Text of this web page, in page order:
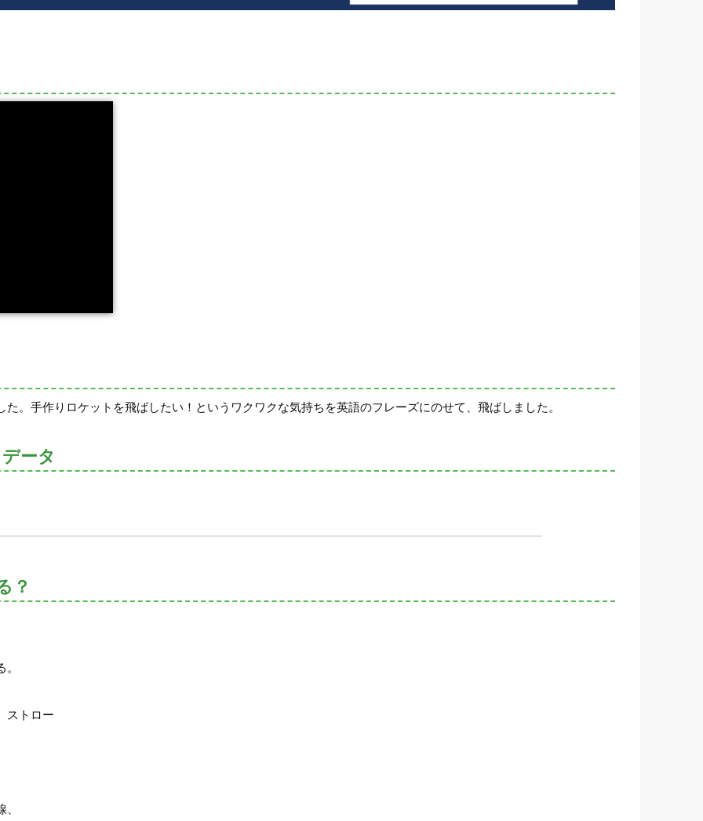
。手作りロケットを飛ばしたい！というワクワクな気持ちを英語のフレーズにのせて、飛ばしました。
ータ
？
ストロー